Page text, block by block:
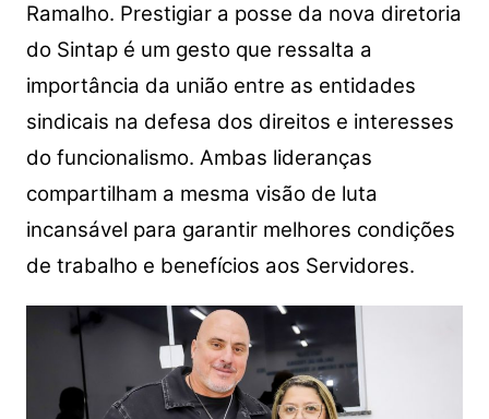
Ramalho. Prestigiar a posse da nova diretoria
do Sintap é um gesto que ressalta a
importância da união entre as entidades
sindicais na defesa dos direitos e interesses
do funcionalismo. Ambas lideranças
compartilham a mesma visão de luta
incansável para garantir melhores condições
de trabalho e benefícios aos Servidores.